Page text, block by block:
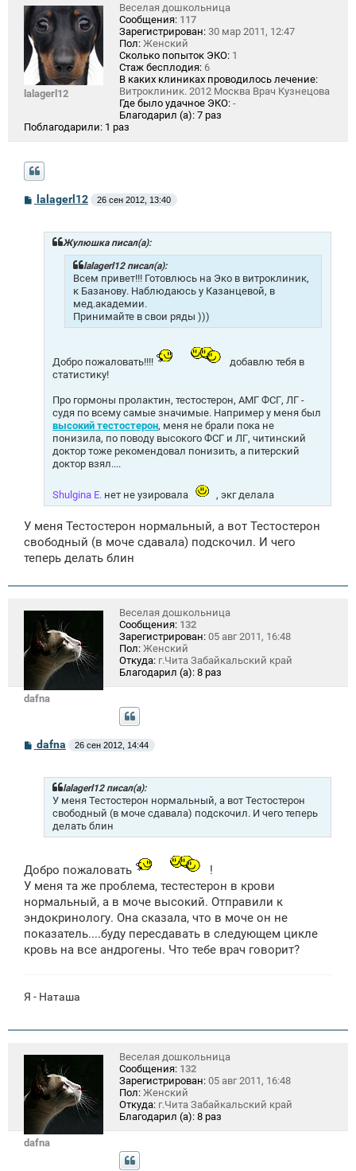
lalagerl12
Веселая дошкольница
Сообщения: 117
Зарегистрирован: 30 мар 2011, 12:47
Пол: Женский
Сколько попыток ЭКО: 1
Стаж бесплодия: 6
В каких клиниках проводилось лечение:
Витроклиник. 2012 Москва Врач Кузнецова
Где было удачное ЭКО: -
Благодарил (а): 7 раз
Поблагодарили: 1 раз
С
о
lalagerl12 26 сен 2012, 13:40
Жулюшка писал(а):
lalagerl12 писал(а):
Всем привет!!! Готовлюсь на Эко в витроклиник,
к Базанову. Наблюдаюсь у Казанцевой, в
мед.академии.
Принимайте в свои ряды )))
Добро пожаловать!!!!
добавлю тебя в
статистику!
Про гормоны пролактин, тестостерон, АМГ ФСГ, ЛГ -
судя по всему самые значимые. Например у меня был
высокий тестостерон, меня не брали пока не
понизила, по поводу высокого ФСГ и ЛГ, читинский
доктор тоже рекомендовал понизить, а питерский
доктор взял....
Shulgina E. нет не узировала , экг делала
У меня Тестостерон нормальный, а вот Тестостерон
свободный (в моче сдавала) подскочил. И чего
теперь делать блин
dafna
Веселая дошкольница
Сообщения: 132
Зарегистрирован: 05 авг 2011, 16:48
Пол: Женский
Откуда: г.Чита Забайкальский край
Благодарил (а): 8 раз
С
о
dafna 26 сен 2012, 14:44
lalagerl12 писал(а):
У меня Тестостерон нормальный, а вот Тестостерон
свободный (в моче сдавала) подскочил. И чего теперь
делать блин
Добро пожаловать
!
У меня та же проблема, тестестерон в крови
нормальный, а в моче высокий. Отправили к
эндокринологу. Она сказала, что в моче он не
показатель....буду пересдавать в следующем цикле
кровь на все андрогены. Что тебе врач говорит?
Я - Наташа
dafna
Веселая дошкольница
Сообщения: 132
Зарегистрирован: 05 авг 2011, 16:48
Пол: Женский
Откуда: г.Чита Забайкальский край
Благодарил (а): 8 раз